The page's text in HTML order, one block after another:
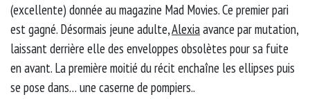
(excellente) donnée au magazine Mad Movies. Ce premier pari
est gagné. Désormais jeune adulte,Alexiaavance par mutation,
laissant derrière elle des enveloppes obsolètes pour sa fuite
en avant. La première moitié du récit enchaîne les ellipses puis
se pose dans… une caserne de pompiers..